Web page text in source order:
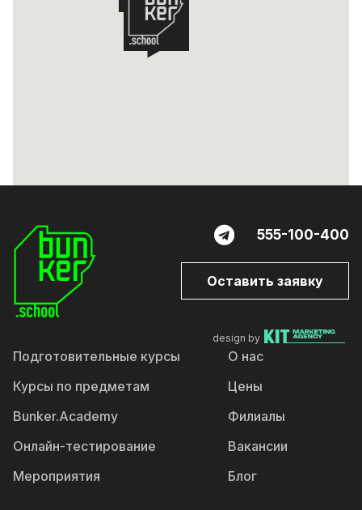
Подготовительные курсы
Курсы по предметам
Bunker.Academy
Онлайн-тестирование
Мероприятия
О нас
Цены
Филиалы
Вакансии
Блог
555-100-400
Оставить заявку
design by